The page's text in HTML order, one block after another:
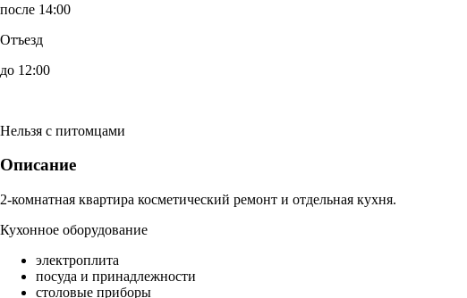
после 14:00
Отъезд
до 12:00
Нельзя с питомцами
Описание
2-комнатная квартира косметический ремонт и отдельная кухня.
Кухонное оборудование
электроплита
посуда и принадлежности
столовые приборы